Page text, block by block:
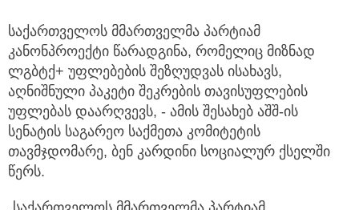
საქართველოს მმართველმა პარტიამ
კანონპროექტი წარადგინა, რომელიც მიზნად
ლგბტქ+ უფლებების შეზღუდვას ისახავს,
აღნიშნული პაკეტი შეკრების თავისუფლების
უფლებას დაარღვევს, - ამის შესახებ აშშ-ის
სენატის საგარეო საქმეთა კომიტეტის
თავმჯდომარე, ბენ კარდინი სოციალურ ქსელში
წერს.